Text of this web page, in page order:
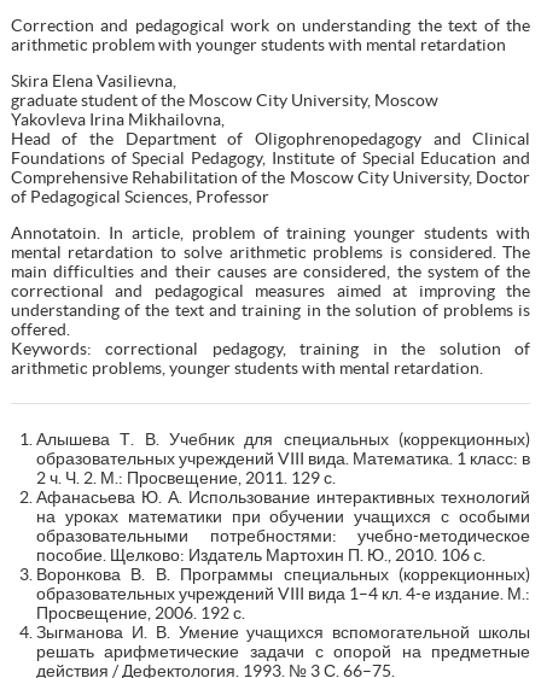
Correction and pedagogical work on understanding the text of the
arithmetic problem with younger students with mental retardation
Skira Elena Vasilievna,
graduate student of the Moscow City University, Moscow
Yakovleva Irina Mikhailovna,
Head of the Department of Oligophrenopedagogy and Clinical
Foundations of Special Pedagogy, Institute of Special Education and
Comprehensive Rehabilitation of the Moscow City University, Doctor
of Pedagogical Sciences, Professor
Annotatoin. In article, problem of training younger students with
mental retardation to solve arithmetic problems is considered. The
main difficulties and their causes are considered, the system of the
correctional and pedagogical measures aimed at improving the
understanding of the text and training in the solution of problems is
offered.
Keywords: correctional pedagogy, training in the solution of
arithmetic problems, younger students with mental retardation.
Алышева Т. В. Учебник для специальных (коррекционных)
образовательных учреждений VIII вида. Математика. 1 класс: в
2 ч. Ч. 2. М.: Просвещение, 2011. 129 с.
Афанасьева Ю. А. Использование интерактивных технологий
на уроках математики при обучении учащихся с особыми
образовательными потребностями: учебно-методическое
пособие. Щелково: Издатель Мартохин П. Ю., 2010. 106 с.
Воронкова В. В. Программы специальных (коррекционных)
образовательных учреждений VIII вида 1–4 кл. 4-е издание. М.:
Просвещение, 2006. 192 с.
Зыгманова И. В. Умение учащихся вспомогательной школы
решать арифметические задачи с опорой на предметные
действия / Дефектология. 1993. № 3 С. 66–75.